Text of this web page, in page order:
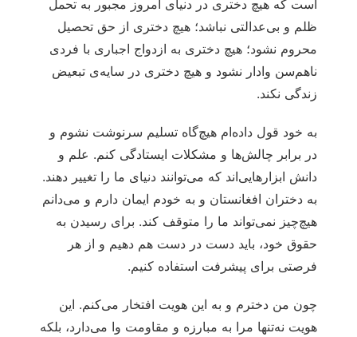
است که هیچ دختری در دنیای امروز مجبور به تحمل
ظلم و بی‌عدالتی نباشد؛ هیچ دختری از حق تحصیل
محروم نشود؛ هیچ دختری به ازدواج اجباری با فردی
ناهم‌سن وادار نشود و هیچ دختری در سایه‌ی تبعیض
زندگی نکند.
به خود قول داده‌ام هیچ‌گاه تسلیم سرنوشت نشوم و
در برابر چالش‌ها و مشکلات ایستادگی کنم. علم و
دانش ابزارهایی‌اند که می‌توانند دنیای ما را تغییر دهند.
به دختران افغانستان و به خودم ایمان دارم و می‌دانم
هیچ‌چیز نمی‌تواند ما را متوقف کند. برای رسیدن به
حقوق خود، باید دست در دست هم دهیم و از هر
فرصتی برای پیشرفت استفاده کنیم.
چون من دخترم و به این هویت افتخار می‌کنم. این
هویت نه‌تنها مرا به مبارزه و مقاومت وا می‌دارد، بلکه